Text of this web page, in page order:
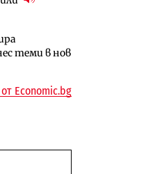
теми в нов
на
при
и
Economic.bg